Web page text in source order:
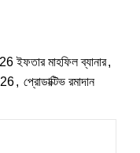
মাহফিল ব্যানার,
, প্রোডাক্টিভ রমাদান